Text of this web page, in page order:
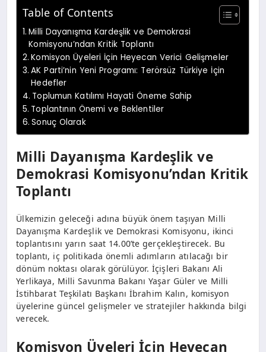
Table of Contents
Milli Dayanışma Kardeşlik ve Demokrasi
Komisyonu’ndan Kritik Toplantı
Komisyon Üyeleri İçin Heyecan Verici Gelişmeler
AK Parti’nin Yeni Programı: Terörsüz Türkiye İçin
Hedefler
Toplumun Katılımı Hayati Öneme Sahip
Toplantının Önemi ve Beklentiler
Sonuç Olarak
Milli Dayanışma Kardeşlik ve
Demokrasi Komisyonu’ndan Kritik
Toplantı
Ülkemizin geleceği adına büyük önem taşıyan Milli
Dayanışma Kardeşlik ve Demokrasi Komisyonu, ikinci
toplantısını yarın saat 14.00’te gerçekleştirecek. Bu
toplantı, iç politikada önemli adımların atılacağı bir
dönüm noktası olarak görülüyor. İçişleri Bakanı Ali
Yerlikaya, Milli Savunma Bakanı Yaşar Güler ve Milli
İstihbarat Teşkilatı Başkanı İbrahim Kalın, komisyon
üyelerine güncel gelişmeler ve stratejiler hakkında bilgi
verecek.
Komisyon Üyeleri İçin Heyecan